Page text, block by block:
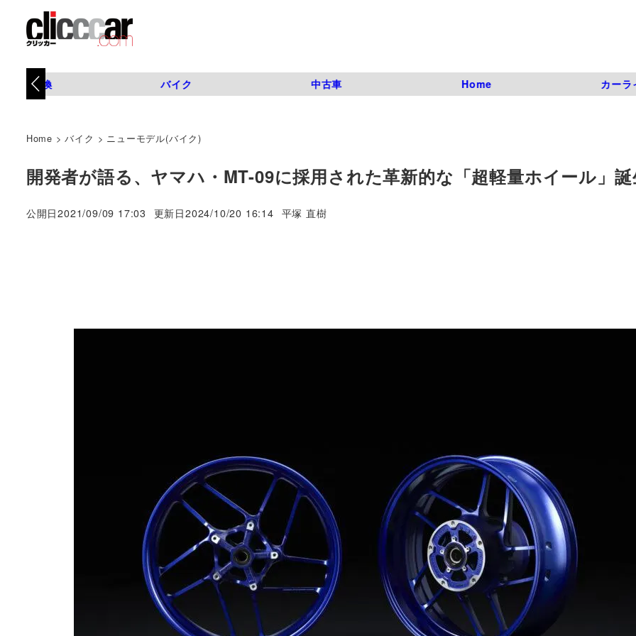
タイヤ交換 バイク 中古車 Home カーラ
Home >バイク > ニューモデル(バイク)
開発者が語る、ヤマハ・MT-09に採用された革新的な「超軽量ホイール」
公開日2021/09/09 17:03 更新日2024/10/20 16:14 著
平塚 直樹